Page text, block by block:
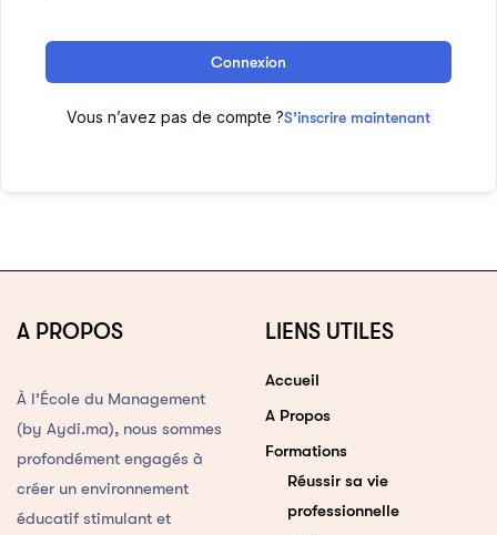
Connexion
Vous n’avez pas de compte ?S’inscrire maintenant
A PROPOS
À l’École du Management
(by Aydi.ma), nous sommes
profondément engagés à
créer un environnement
éducatif stimulant et
LIENS UTILES
Accueil
A Propos
Formations
Réussir sa vie
professionnelle